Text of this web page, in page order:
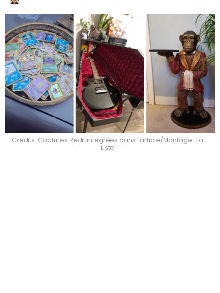
Crédits: Captures Redit intégrées dans l'article/Montage : La
Liste